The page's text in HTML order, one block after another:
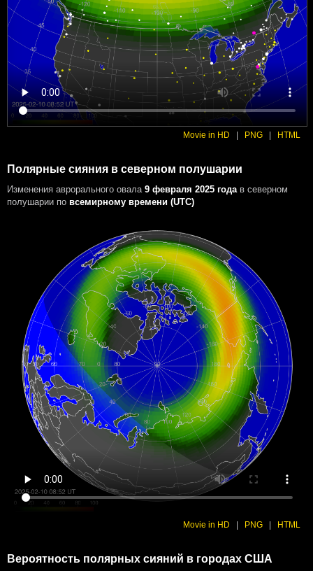
Movie in HD | PNG | HTML
Полярные сияния в северном полушарии
Изменения аврорального овала 9 февраля 2025 года в северном
полушарии по всемирному времени (UTC)
Movie in HD | PNG | HTML
Вероятность полярных сияний в городах США